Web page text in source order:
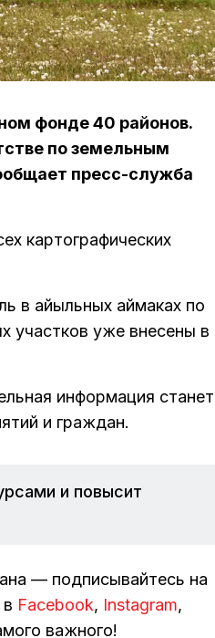
фонде 40 районов.
по земельным
пресс-служба
картографических
в айыльных аймаках по
участков уже внесены в
информация станет
и граждан.
и повысит
— подписывайтесь на
Facebook, Instagram,
важного!